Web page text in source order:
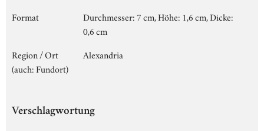
Format
Durchmesser: 7 cm, Höhe: 1,6 cm, Dicke:
0,6 cm
Region / Ort
(auch: Fundort)
Alexandria
Verschlagwortung